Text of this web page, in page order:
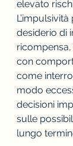
elevato
desiderio di
con
come
modo
decisioni
sulle
lungo